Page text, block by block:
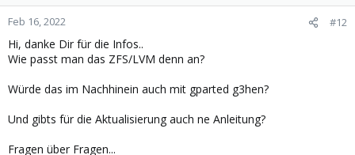
Feb 16, 2022 #12
Hi, danke Dir für die Infos..
Wie passt man das ZFS/LVM denn an?
Würde das im Nachhinein auch mit gparted g3hen?
Und gibts für die Aktualisierung auch ne Anleitung?
Fragen über Fragen...